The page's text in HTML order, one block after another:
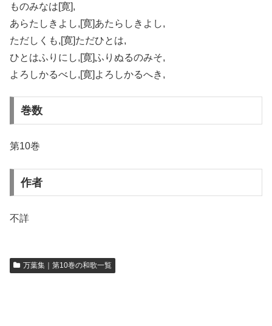
ものみなは[寛],
あらたしきよし,[寛]あたらしきよし,
ただしくも,[寛]ただひとは,
ひとはふりにし,[寛]ふりぬるのみそ,
よろしかるべし,[寛]よろしかるへき,
巻数
第10巻
作者
不詳
万葉集｜第10巻の和歌一覧